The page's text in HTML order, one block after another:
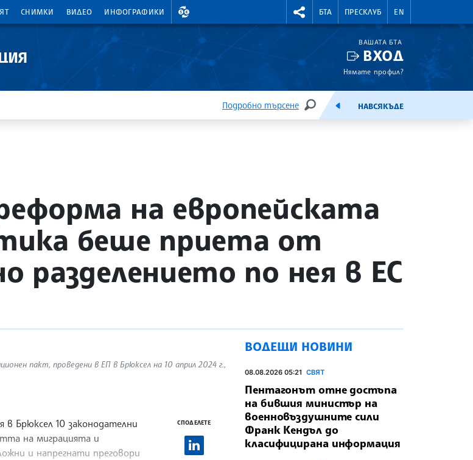
СНИМКИ ВИДЕО ИНФОГРАФИКИ
ВАЛУТНИ КУРСОВЕ RIGHTMENU.SOCIAL
БТА ПРЕСКЛУБ EN
ВАШАТА БТА
ВХОД
Нямате профил?
Подробно търсене
ТЪРСЕНЕЕМИСИЯНАВСЯКЪДЕ
на европейската
беше приета от
разделението по нея в ЕС
пакт, проведени в ЕП в Брюксел на 10 април 2024 г.,
в Брюксел 10 законодателни
на миграцията и
и напрегнати преговори
СПОДЕЛЕТЕ
ВОДЕЩИ НОВИНИ
08.08.2026 05:21 СВЯТ
Пентагонът отне достъпа
на бившия министър на
военновъздушните сили
Франк Кендъл до
класифицирана информация